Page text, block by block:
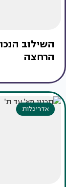
השילוב
הרחצה
אדריכלות